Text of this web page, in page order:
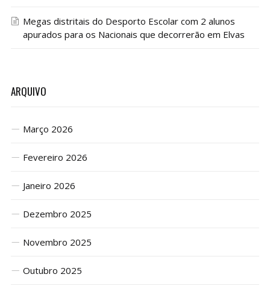
Megas distritais do Desporto Escolar com 2 alunos
apurados para os Nacionais que decorrerão em Elvas
ARQUIVO
Março 2026
Fevereiro 2026
Janeiro 2026
Dezembro 2025
Novembro 2025
Outubro 2025